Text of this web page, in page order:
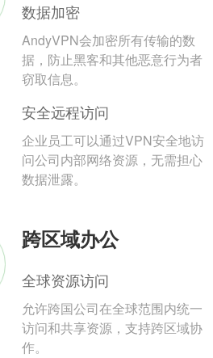
数据加密
AndyVPN会加密所有传输的数
据，防止黑客和其他恶意行为者
窃取信息。
安全远程访问
企业员工可以通过VPN安全地访
问公司内部网络资源，无需担心
数据泄露。
跨区域办公
全球资源访问
允许跨国公司在全球范围内统一
访问和共享资源，支持跨区域协
作。